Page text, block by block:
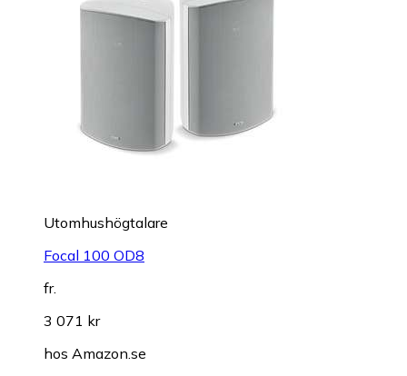
Utomhushögtalare
Focal 100 OD8
fr.
3 071 kr
hos Amazon.se